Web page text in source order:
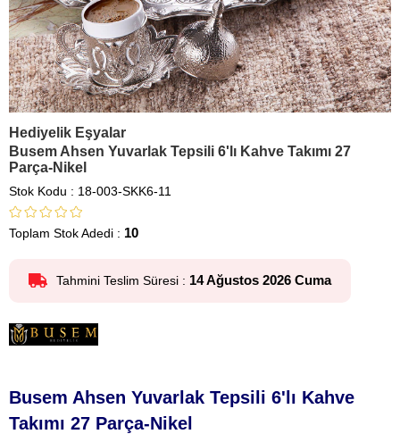
Hediyelik Eşyalar
Busem Ahsen Yuvarlak Tepsili 6'lı Kahve Takımı 27
Parça-Nikel
Stok Kodu 18-003-SKK6-11
Toplam Stok Adedi : 10
Tahmini Teslim Süresi : 14 Ağustos 2026 Cuma
Busem Ahsen Yuvarlak Tepsili 6'lı Kahve
Takımı 27 Parça-Nikel